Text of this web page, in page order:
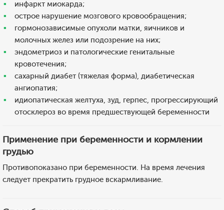
инфаркт миокарда;
острое нарушение мозгового кровообращения;
гормонозависимые опухоли матки, яичников и
молочных желез или подозрение на них;
эндометриоз и патологические генитальные
кровотечения;
сахарный диабет (тяжелая форма), диабетическая
ангиопатия;
идиопатическая желтуха, зуд, герпес, прогрессирующий
отосклероз во время предшествующей беременности
Применение при беременности и кормлении
грудью
Противопоказано при беременности. На время лечения
следует прекратить грудное вскармливание.